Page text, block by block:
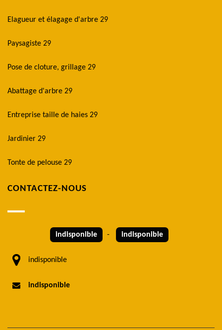
Elagueur et élagage d'arbre 29
Paysagiste 29
Pose de cloture, grillage 29
Abattage d'arbre 29
Entreprise taille de haies 29
Jardinier 29
Tonte de pelouse 29
CONTACTEZ-NOUS
indisponible - indisponible
indisponible
indisponible